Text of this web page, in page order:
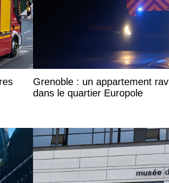
Grenoble : un appartement
dans le quartier Europole